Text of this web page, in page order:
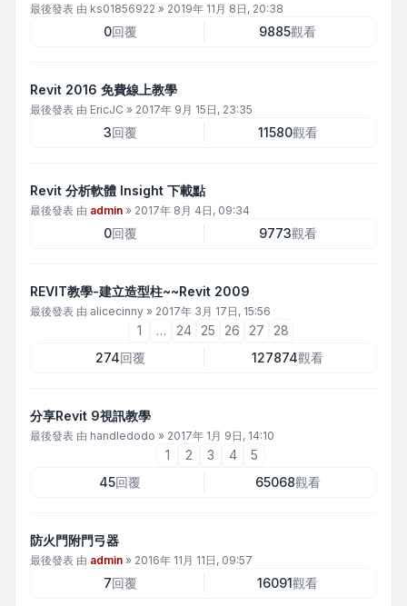
最後發表 由 ks01856922 » 2019年 11月 8日, 20:38
0回覆 9885觀看
Revit 2016 免費線上教學
最後發表 由 EricJC » 2017年 9月 15日, 23:35
3回覆 11580觀看
Revit 分析軟體 Insight 下載點
最後發表 由 admin » 2017年 8月 4日, 09:34
0回覆 9773觀看
REVIT教學-建立造型柱~~Revit 2009
最後發表 由 alicecinny » 2017年 3月 17日, 15:56
1 … 24 25 26 27
28
274回覆 127874觀看
分享Revit 9視訊教學
最後發表 由 handledodo » 2017年 1月 9日, 14:10
1 2 3 4
5
45回覆 65068觀看
防火門附門弓器
最後發表 由 admin » 2016年 11月 11日, 09:57
7回覆 16091觀看